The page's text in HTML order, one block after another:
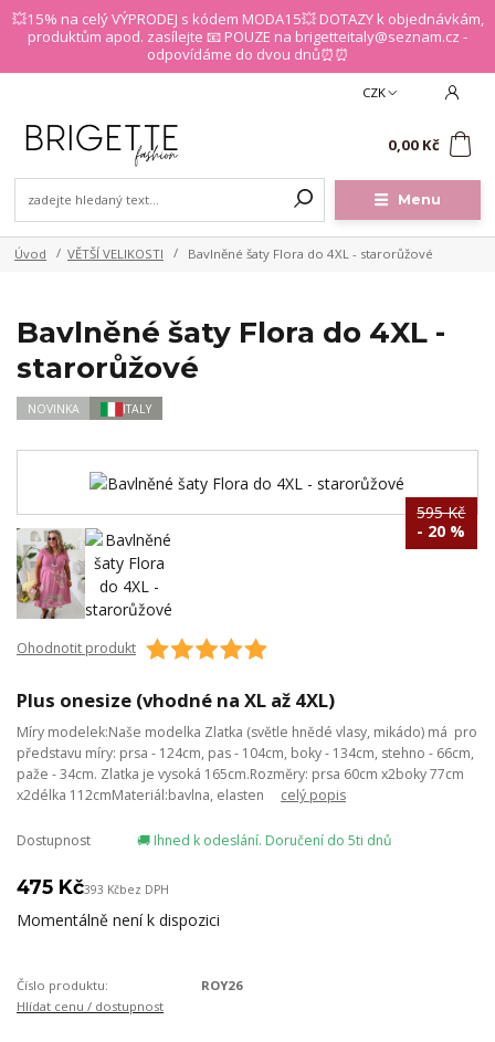
💥15% na celý VÝPRODEJ s kódem MODA15💥 DOTAZY k objednávkám,
produktům apod. zasílejte 📧 POUZE na brigetteitaly@seznam.cz -
odpovídáme do dvou dnů⏰⏰
Menu
CZK
0,00 Kč
Úvod VĚTŠÍ VELIKOSTI Bavlněné šaty Flora do 4XL - starorůžové
Bavlněné šaty Flora do 4XL -
starorůžové
NOVINKA ITALY
595 Kč
- 20 %
Ohodnotit produkt
Plus onesize (vhodné na XL až 4XL)
Míry modelek:Naše modelka Zlatka (světle hnědé vlasy, mikádo) má pro
představu míry: prsa - 124cm, pas - 104cm, boky - 134cm, stehno - 66cm,
paže - 34cm. Zlatka je vysoká 165cm.Rozměry: prsa 60cm x2boky 77cm
x2délka 112cmMateriál:bavlna, elasten celý popis
Dostupnost 🚚 Ihned k odeslání. Doručení do 5ti dnů
475 Kč393 Kčbez DPH
Momentálně není k dispozici
Číslo produktu:
ROY26
Hlídat cenu / dostupnost